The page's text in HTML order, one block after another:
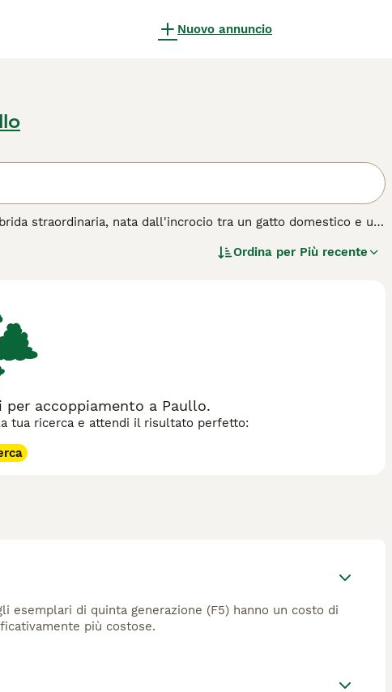
Nuovo annuncio
straordinaria, nata dall'incrocio tra un gatto domestico e un
muscoloso. Le varie generazioni, identificate con le sigle F1,
spesso paragonato a quello di un cane per il suo
e stimoli mentali per evitare comportamenti distruttivi.
energico, il Savannah è particolarmente indicato per
"gato savannah comprar", "gato savannah tamaño" e "gato
Ordina per Più recente
accoppiamento a Paullo.
tua ricerca e attendi il risultato perfetto:
esemplari di quinta generazione (F5) hanno un costo di
più costose.